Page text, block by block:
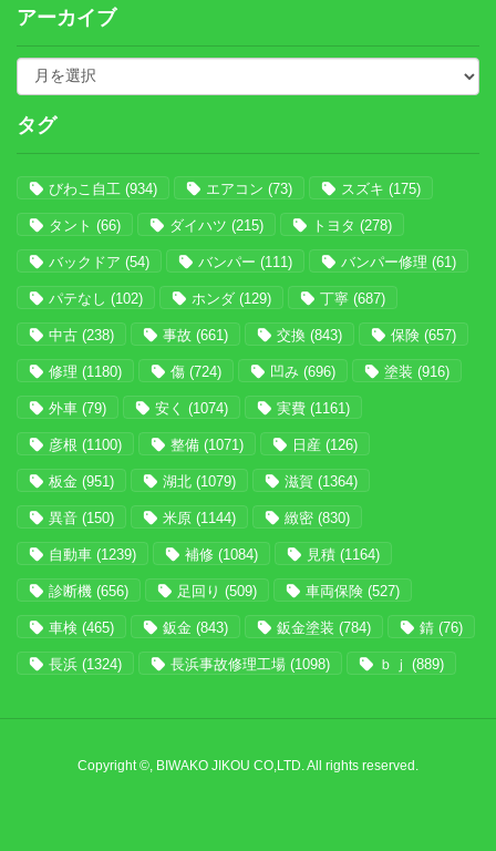
アーカイブ
タグ
びわこ自工 (934) エアコン (73) スズキ (175)
タント (66) ダイハツ (215) トヨタ (278)
バックドア (54) バンパー (111) バンパー修理 (61)
パテなし (102) ホンダ (129) 丁寧 (687)
中古 (238) 事故 (661) 交換 (843) 保険 (657)
修理 (1180) 傷 (724) 凹み (696) 塗装 (916)
外車 (79) 安く (1074) 実費 (1161)
彦根 (1100) 整備 (1071) 日産 (126)
板金 (951) 湖北 (1079) 滋賀 (1364)
異音 (150) 米原 (1144) 緻密 (830)
自動車 (1239) 補修 (1084) 見積 (1164)
診断機 (656) 足回り (509) 車両保険 (527)
車検 (465) 鈑金 (843) 鈑金塗装 (784) 錆 (76)
長浜 (1324) 長浜事故修理工場 (1098) ｂｊ (889)
Copyright ©, BIWAKO JIKOU CO,LTD. All rights reserved.